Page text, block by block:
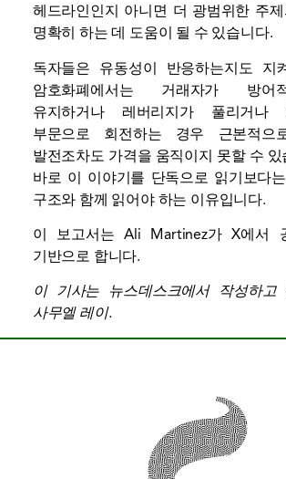
헤드라인인지 아니면 더 광범위한 주
명확히 하는 데 도움이 될 수 있습니다.
독자들은 유동성이 반응하는지도 지
암호화폐에서는 거래자가 방어
유지하거나 레버리지가 풀리거나
부문으로 회전하는 경우 근본적
발전조차도 가격을 움직이지 못할 수 있
바로 이 이야기를 단독으로 읽기보다
구조와 함께 읽어야 하는 이유입니다.
이 보고서는 Ali Martinez가 X에서
기반으로 합니다.
이 기사는 뉴스데스크에서 작성하고
사무엘 레이.